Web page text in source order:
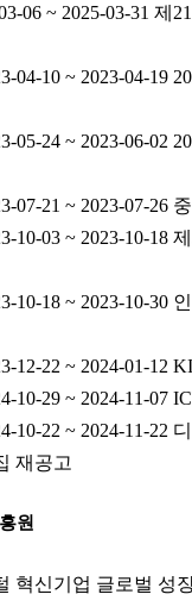
06 ~ 2025-03-31 제
04-10 ~ 2023-04-19
05-24 ~ 2023-06-02
07-21 ~ 2023-07-26
10-03 ~ 2023-10-18
10-18 ~ 2023-10-30
12-22 ~ 2024-01-12
10-29 ~ 2024-11-07
10-22 ~ 2024-11-22
재공고
원
혁신기업 글로벌 성